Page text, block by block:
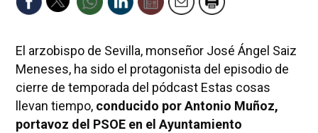
El arzobispo de Sevilla, monseñor José Ángel Saiz
Meneses, ha sido el protagonista del episodio de
cierre de temporada del pódcast Estas cosas
llevan tiempo, conducido por Antonio Muñoz,
portavoz del PSOE en el Ayuntamiento